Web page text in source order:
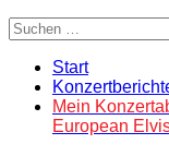
Start
Mein
European